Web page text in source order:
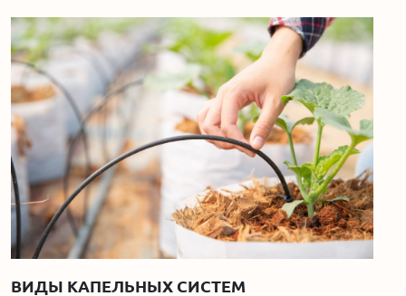
Выставка
Отзывы
Вопросы
Гарантии
Вакансии
ВИДЫ КАПЕЛЬНЫХ СИСТЕМ